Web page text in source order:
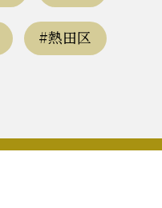
ース
#熱田区